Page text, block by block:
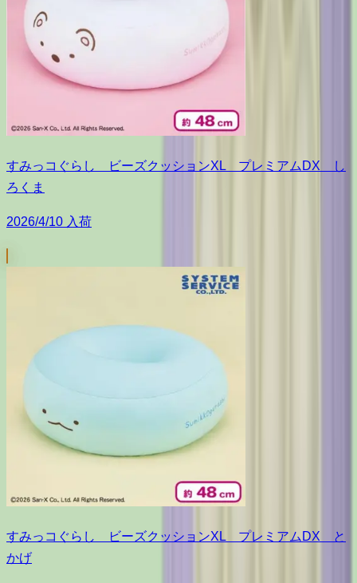
すみっコぐらし ビーズクッションXL プレミアムDX し
ろくま
2026/4/10 入荷
すみっコぐらし ビーズクッションXL プレミアムDX と
かげ